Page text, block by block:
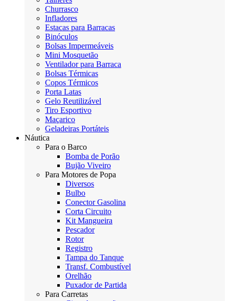
Churrasco
Infladores
Estacas para Barracas
Binóculos
Bolsas Impermeáveis
Mini Mosquetão
Ventilador para Barraca
Bolsas Térmicas
Copos Térmicos
Porta Latas
Gelo Reutilizável
Tiro Esportivo
Maçarico
Geladeiras Portáteis
Náutica
Para o Barco
Bomba de Porão
Bujão Viveiro
Para Motores de Popa
Diversos
Bulbo
Conector Gasolina
Corta Circuito
Kit Mangueira
Pescador
Rotor
Registro
Tampa do Tanque
Transf. Combustível
Orelhão
Puxador de Partida
Para Carretas